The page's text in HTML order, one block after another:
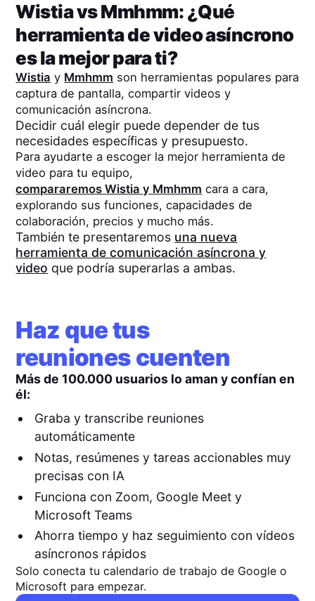
WistiavsMmhmm: ¿Qué
herramienta de video asíncrono
es la mejor para ti?
Wistia y Mmhmm son herramientas populares para
captura de pantalla, compartir videos y
comunicación asíncrona.
Decidir cuál elegir puede depender de tus
necesidades específicas y presupuesto.
Para ayudarte a escoger la mejor herramienta de
video para tu equipo,
compararemosWistia y Mmhmm cara a cara,
explorando sus funciones, capacidades de
colaboración, precios y mucho más.
También te presentaremos una nueva
herramienta de comunicación asíncrona y
video que podría superarlas a ambas.
Haz que tus
reuniones cuenten
Más de 100.000 usuarios lo aman y confían en
él:
Graba y transcribe reuniones
automáticamente
Notas, resúmenes y tareas accionables muy
precisas con IA
Funciona con Zoom, Google Meet y
Microsoft Teams
Ahorra tiempo y haz seguimiento con vídeos
asíncronos rápidos
Solo conecta tu calendario de trabajo de Google o
Microsoft para empezar.